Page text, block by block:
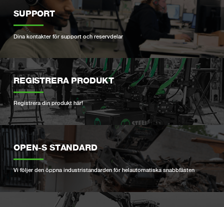
SUPPORT
Dina kontakter för support och reservdelar
REGISTRERA PRODUKT
Registrera din produkt här!
OPEN-S STANDARD
Vi följer den öppna industristandarden för helautomatiska snabbfästen